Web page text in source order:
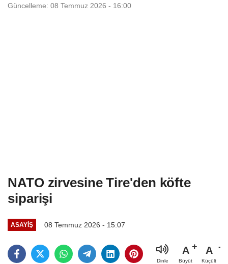
Güncelleme: 08 Temmuz 2026 - 16:00
NATO zirvesine Tire'den köfte
siparişi
ASAYIŞ 08 Temmuz 2026 - 15:07
Dinle
A
Büyüt
A
Küçült